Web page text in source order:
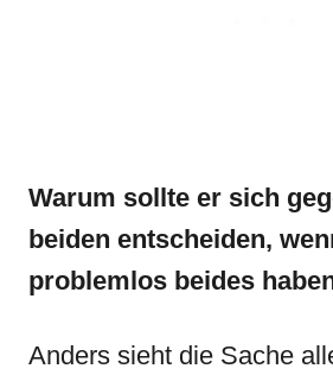
Warum sollte er sich
beiden entscheiden,
problemlos beides
Anders sieht die Sache